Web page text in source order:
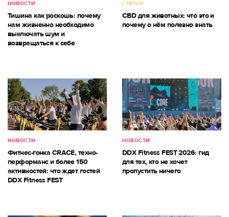
НОВОСТИ
Тишина как роскошь: почему
нам жизненно необходимо
выключать шум и
возвращаться к себе
СТАТЬИ
CBD для животных: что это и
почему о нём полезно знать
НОВОСТИ
Фитнес-гонка CRACE, техно-
перформанс и более 150
активностей: что ждет гостей
DDX Fitness FEST
НОВОСТИ
DDX Fitness FEST 2026: гид
для тех, кто не хочет
пропустить ничего